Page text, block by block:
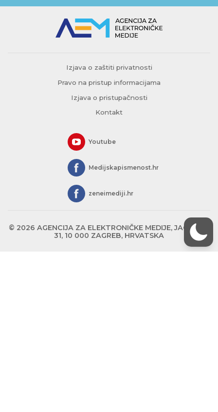
Izjava o zaštiti privatnosti
Pravo na pristup informacijama
Izjava o pristupačnosti
Kontakt
Youtube
Medijskapismenost.hr
zeneimediji.hr
© 2026 AGENCIJA ZA ELEKTRONIČKE MEDIJE, JAGIĆEVA
31, 10 000 ZAGREB, HRVATSKA